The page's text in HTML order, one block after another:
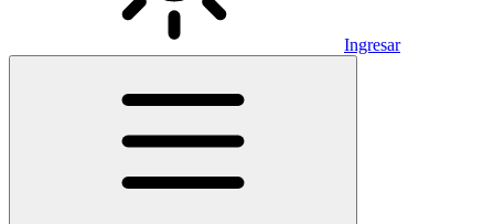
Ingresar